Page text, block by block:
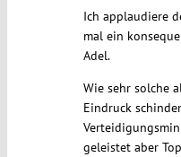
Ich applaudiere
mal ein
Adel.
Wie sehr solche
Eindruck
geleistet aber